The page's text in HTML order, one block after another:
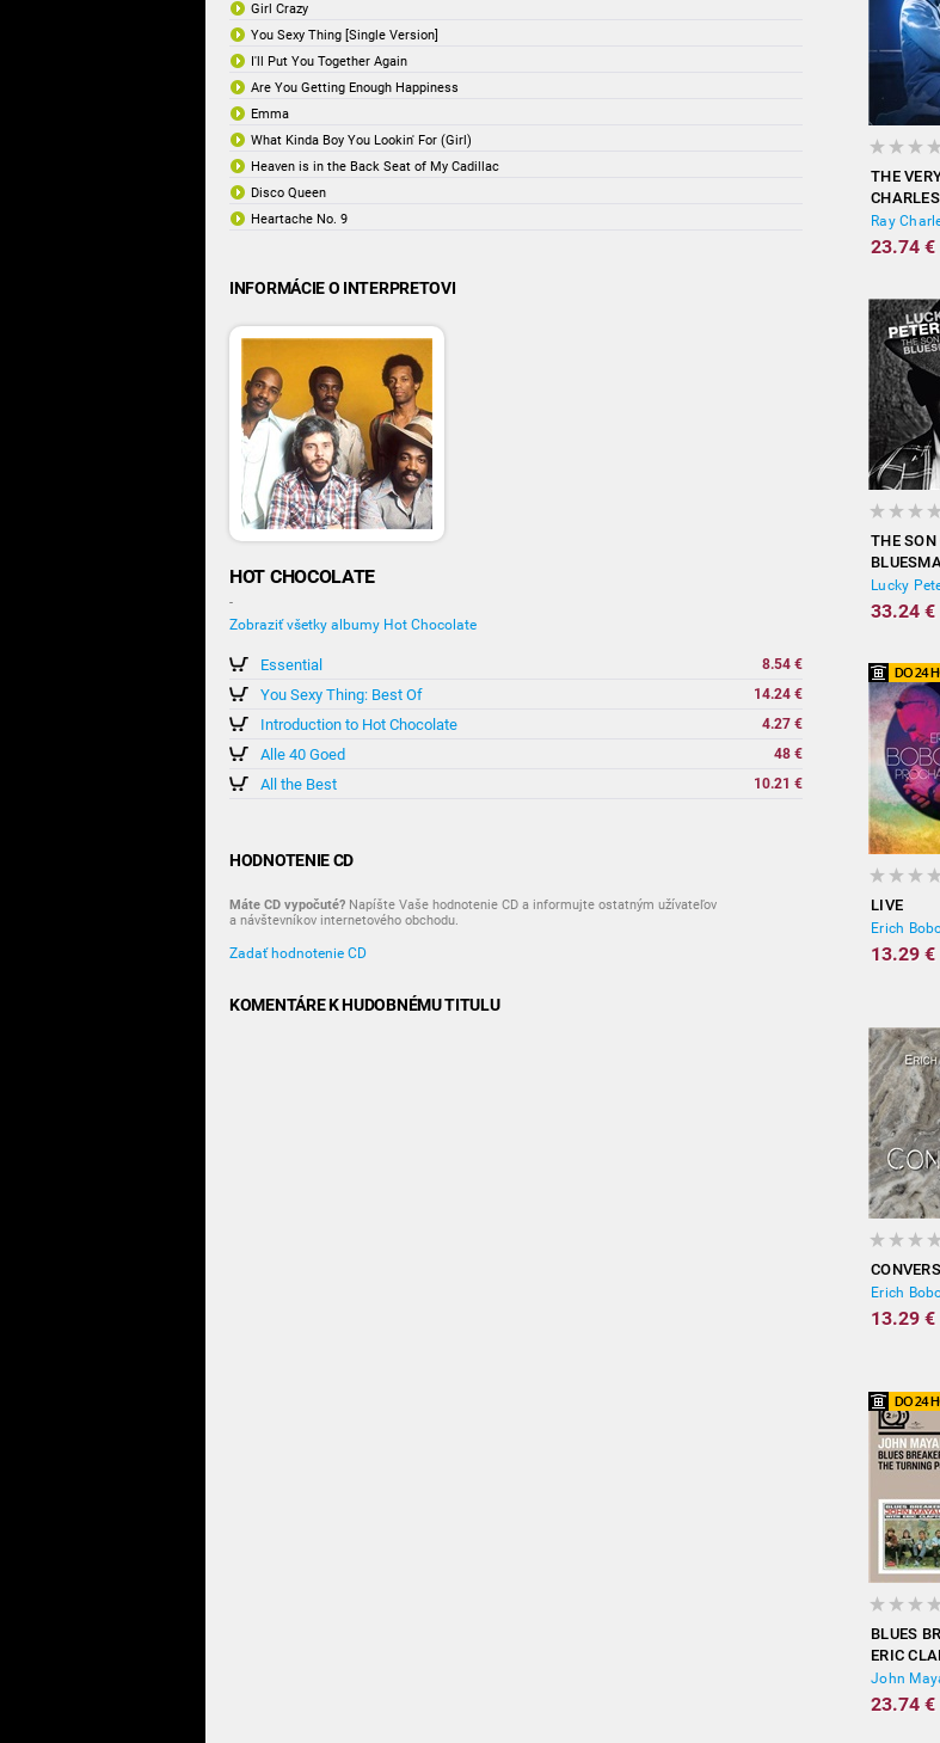
Girl Crazy
You Sexy Thing [Single Version]
I'll Put You Together Again
Are You Getting Enough Happiness
Emma
What Kinda Boy You Lookin' For (Girl)
Heaven is in the Back Seat of My Cadillac
Disco Queen
Heartache No. 9
INFORMÁCIE O INTERPRETOVI
HOT CHOCOLATE
-
Zobraziť všetky albumy Hot Chocolate
Essential 8.54 €
You Sexy Thing: Best Of 14.24 €
Introduction to Hot Chocolate 4.27 €
Alle 40 Goed 48 €
All the Best 10.21 €
HODNOTENIE CD
Máte CD vypočuté? Napíšte Vaše hodnotenie CD a informujte ostatným užívateľov
a návštevníkov internetového obchodu.
Zadať hodnotenie CD
KOMENTÁRE K HUDOBNÉMU TITULU
THE
CHARLES
Ray
23.74 €
THE SON
Lucky
33.24 €
LIVE
13.29 €
Erich
13.29 €
BLUES
ERIC
TURNING
John
23.74 €